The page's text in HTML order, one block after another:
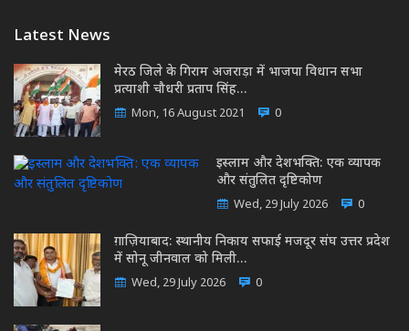
Latest News
मेरठ जिले के गिराम अजराड़ा में भाजपा विधान सभा
प्रत्याशी चौधरी प्रताप सिंह…
Mon, 16 August 2021 0
इस्लाम और देशभक्ति: एक व्यापक
और संतुलित दृष्टिकोण
Wed, 29 July 2026 0
ग़ाज़ियाबाद: स्थानीय निकाय सफाई मजदूर संघ उत्तर प्रदेश
में सोनू जीनवाल को मिली…
Wed, 29 July 2026 0